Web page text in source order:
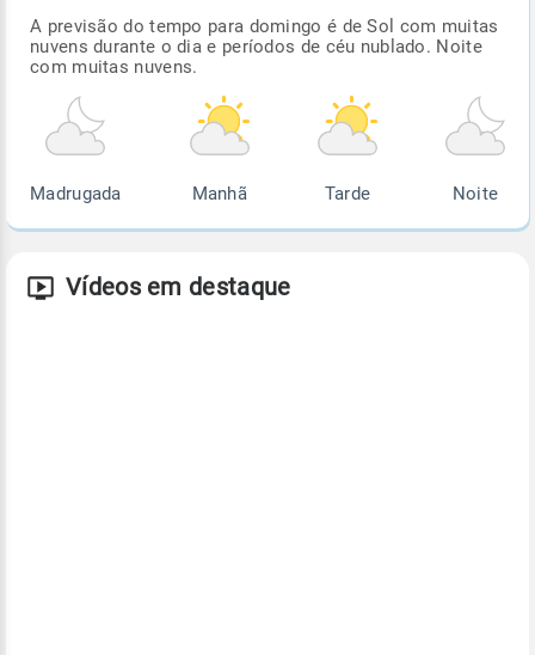
A previsão do tempo para domingo é de Sol com muitas
nuvens durante o dia e períodos de céu nublado. Noite
com muitas nuvens.
Madrugada Manhã Tarde Noite
Vídeos em destaque